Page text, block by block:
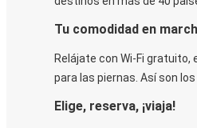
Tu comodidad en
Relájate con Wi-Fi
para las piernas. Así son
Elige, reserva, ¡viaja!